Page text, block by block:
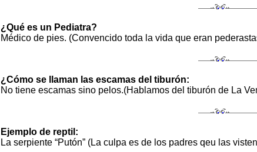
¿Qué es un Pediatra?
Médico de pies. (Convencido toda la vida que eran
¿Cómo se llaman las escamas del tiburón:
No tiene escamas sino pelos.(Hablamos del tiburón de La
Ejemplo de reptil:
La serpiente “Putón” (La culpa es de los padres qeu las